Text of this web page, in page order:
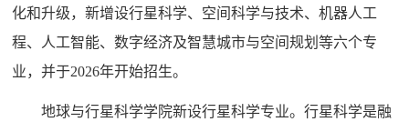
化和升级，新增设行星科学、空间科学与技术、机器人工
程、人工智能、数字经济及智慧城市与空间规划等六个专
业，并于2026年开始招生。
地球与行星科学学院新设行星科学专业。行星科学是融